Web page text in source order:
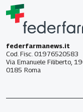
federfarmanews.it
Cod. Fisc. 01976520583
Via Emanuele Filiberto,
0185 Roma